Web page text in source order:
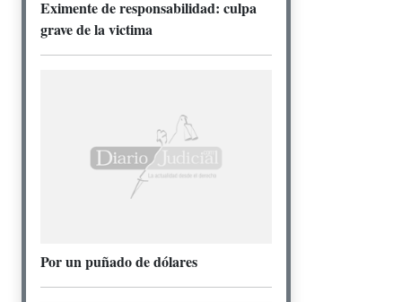
Eximente de responsabilidad: culpa
grave de la victima
Por un puñado de dólares